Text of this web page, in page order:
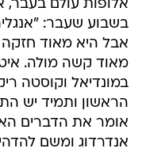
אלופות עולם בעבר,
בשבוע שעבר:
אבל היא מאוד חזקה
מאוד קשה מולה.
במונדיאל וקוסטה
הראשון ותמיד יש
אומר את הדברים
אנדרדוג ומשם